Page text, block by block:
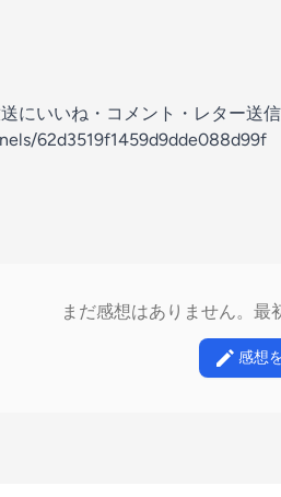
にいいね・コメント・レター送信
62d3519f1459d9dde088d99f
まだ感想はありません。最
感想